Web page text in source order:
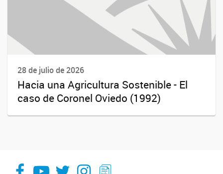
28 de julio de 2026
Hacia una Agricultura Sostenible - El
caso de Coronel Oviedo (1992)
facebook
youtube
Twitter
Instagram
LeChasquier Boletin Digital 70